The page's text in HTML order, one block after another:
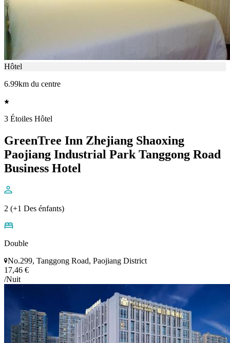
Hôtel
6.99km du centre
3 Étoiles Hôtel
GreenTree Inn Zhejiang Shaoxing
Paojiang Industrial Park Tanggong Road
Business Hotel
2 (+1 Des énfants)
Double
No.299, Tanggong Road, Paojiang District
17,46 €
/Nuit